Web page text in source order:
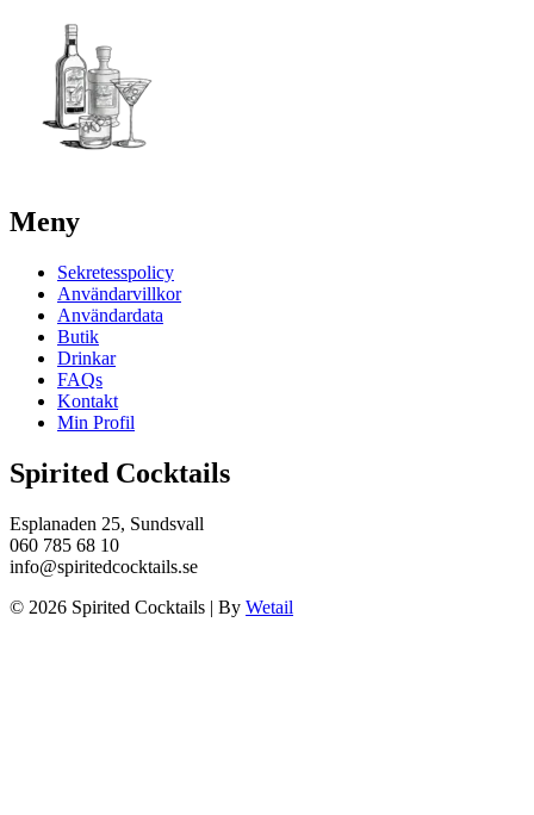
Meny
Sekretesspolicy
Användarvillkor
Användardata
Butik
Drinkar
FAQs
Kontakt
Min Profil
Spirited Cocktails
Esplanaden 25, Sundsvall
060 785 68 10
info@spiritedcocktails.se
© 2026 Spirited Cocktails | By Wetail